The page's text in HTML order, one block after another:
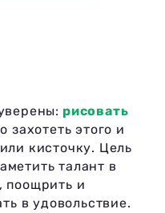
рисовать
захотеть этого и
кисточку. Цель
талант в
поощрить и
в удовольствие.